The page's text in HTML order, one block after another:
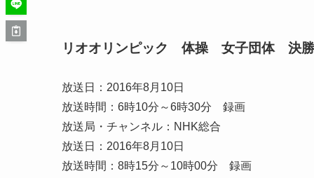
リオオリンピック 体操 女子団体 決勝
放送日：2016年8月10日
放送時間：6時10分～6時30分 録画
放送局・チャンネル：NHK総合
放送日：2016年8月10日
放送時間：8時15分～10時00分 録画